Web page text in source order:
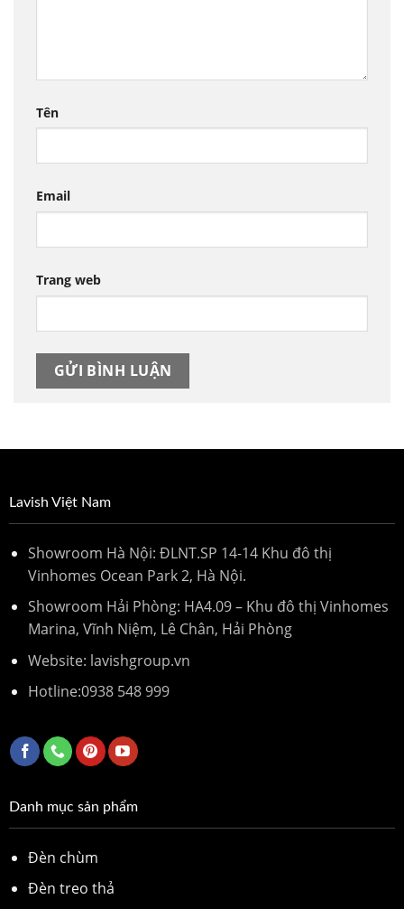
Tên
Email
Trang web
Lavish Việt Nam
Showroom Hà Nội: ĐLNT.SP 14-14 Khu đô thị
Vinhomes Ocean Park 2, Hà Nội.
Showroom Hải Phòng: HA4.09 – Khu đô thị Vinhomes
Marina, Vĩnh Niệm, Lê Chân, Hải Phòng
Website: lavishgroup.vn
Hotline:0938 548 999
Danh mục sản phẩm
Đèn chùm
Đèn treo thả